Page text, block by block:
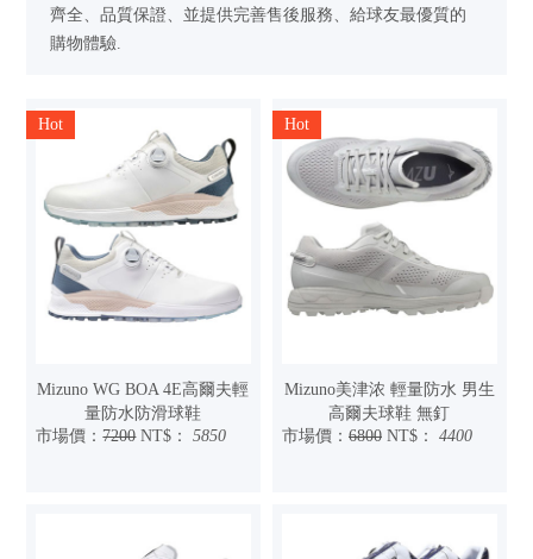
齊全、品質保證、並提供完善售後服務、給球友最優質的
購物體驗.
Hot
Mizuno WG BOA 4E高爾夫輕
量防水防滑球鞋
市場價：7200 NT$：5850
Hot
Mizuno美津浓 輕量防水 男生
高爾夫球鞋 無釘
市場價： 6800 NT$： 4400